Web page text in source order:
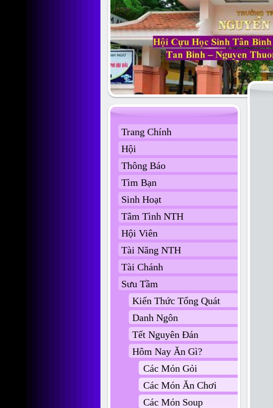
Trang Chính
Hội
Thông Báo
Tìm Bạn
Sinh Hoạt
Tâm Tình NTH
Hội Viên
Tài Năng NTH
Tài Chánh
Sưu Tầm
Kiến Thức Tổng Quát
Danh Ngôn
Tết Nguyên Đán
Hôm Nay Ăn Gì?
Các Món Gỏi
Các Món Ăn Chơi
Các Món Soup